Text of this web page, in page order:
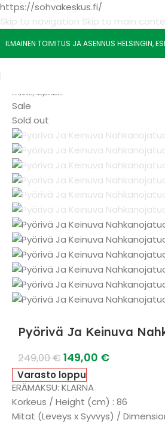
https://sohvakeskus.fi/
Skip to navigation Skip to main
ILMAINEN TOIMITUS JA ASENNUS HELSINGIN,
Etusivu/ Nojatuolit
Sale
Sold out
Pyörivä Ja Keinuva
249,00€149,00 €
Varasto loppu
ERÄMAKSU: KLARNA
Korkeus / Height (cm) : 86
Mitat (Leveys x Syvvys) /